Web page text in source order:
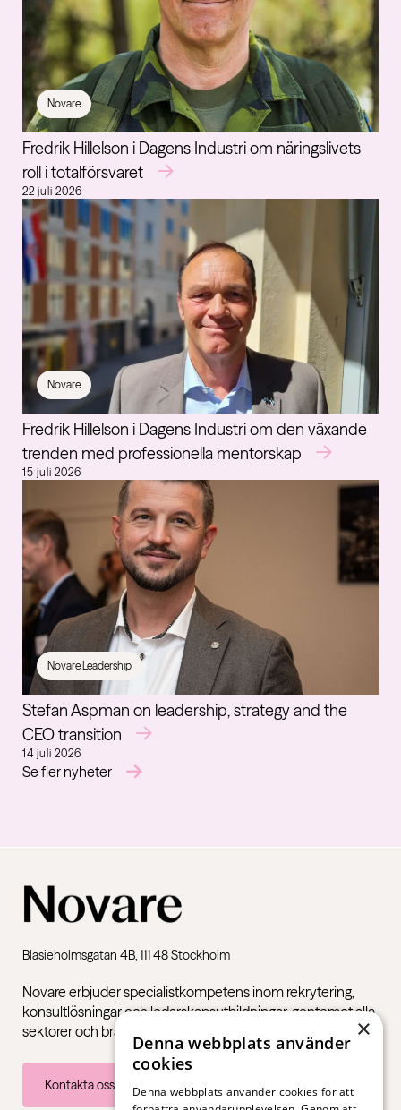
Se fler nyheter
Novare
Fredrik Hillelson i Dagens Industri om näringslivets
roll i totalförsvaret
22 juli 2026
Novare
Fredrik Hillelson i Dagens Industri om den växande
trenden med professionella mentorskap
15 juli 2026
Novare Leadership
Stefan Aspman on leadership, strategy and the
CEO transition
14 juli 2026
Blasieholmsgatan 4B, 111 48 Stockholm
Novare erbjuder specialistkompetens inom rekrytering,
konsultlösningar och ledarskapsutbildningar, gentemot alla
sektorer och branscher – från första jobb till chefsnivå.
Kontakta oss
×
Denna webbplats använder
cookies
Denna webbplats använder cookies för att